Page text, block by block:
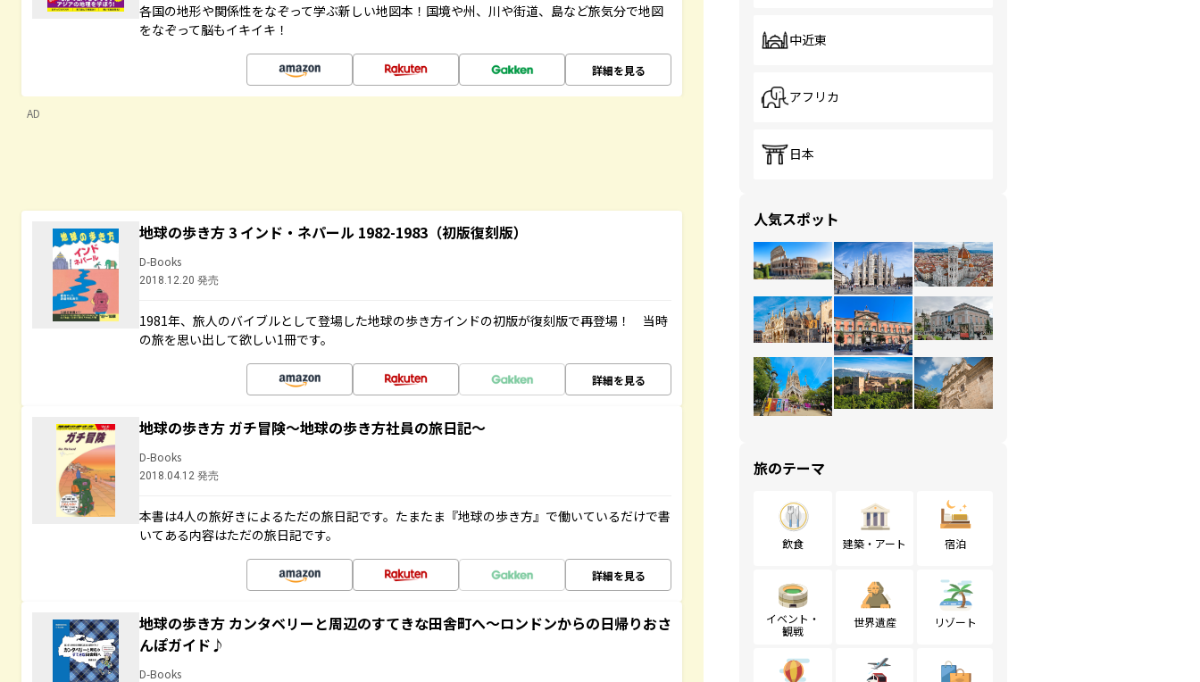
各国の地形や関係性をなぞって学ぶ新しい地図本！国境や州、川や街道、島など旅気分で地図
をなぞって脳もイキイキ！
詳細を見る
AD
地球の歩き方 3 インド・ネパール 1982-1983（初版復刻版）
D-Books
2018.12.20 発売
1981年、旅人のバイブルとして登場した地球の歩き方インドの初版が復刻版で再登場！ 当時
の旅を思い出して欲しい1冊です。
詳細を見る
地球の歩き方 ガチ冒険～地球の歩き方社員の旅日記～
D-Books
2018.04.12 発売
本書は4人の旅好きによるただの旅日記です。たまたま『地球の歩き方』で働いているだけで書
いてある内容はただの旅日記です。
詳細を見る
地球の歩き方 カンタベリーと周辺のすてきな田舎町へ～ロンドンからの日帰りおさ
んぽガイド♪
D-Books
中近東
アフリカ
日本
人気スポット
旅のテーマ
飲食 建築・アート 宿泊
イベント・
観戦
世界遺産 リゾート